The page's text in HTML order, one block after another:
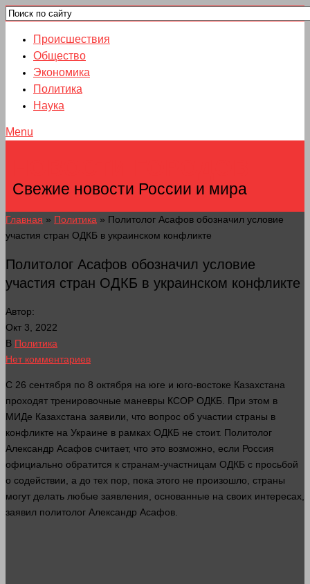
Происшествия
Общество
Экономика
Политика
Наука
Menu
Свежие новости России и мира
Главная » Политика » Политолог Асафов обозначил условие
участия стран ОДКБ в украинском конфликте
Политолог Асафов обозначил условие
участия стран ОДКБ в украинском конфликте
Автор:
Окт 3, 2022
В Политика
Нет комментариев
С 26 сентября по 8 октября на юге и юго-востоке Казахстана
проходят тренировочные маневры КСОР ОДКБ. При этом в
МИДе Казахстана заявили, что вопрос об участии страны в
конфликте на Украине в рамках ОДКБ не стоит. Политолог
Александр Асафов считает, что это возможно, если Россия
официально обратится к странам-участницам ОДКБ с просьбой
о содействии, а до тех пор, пока этого не произошло, страны
могут делать любые заявления, основанные на своих интересах,
заявил политолог Александр Асафов.